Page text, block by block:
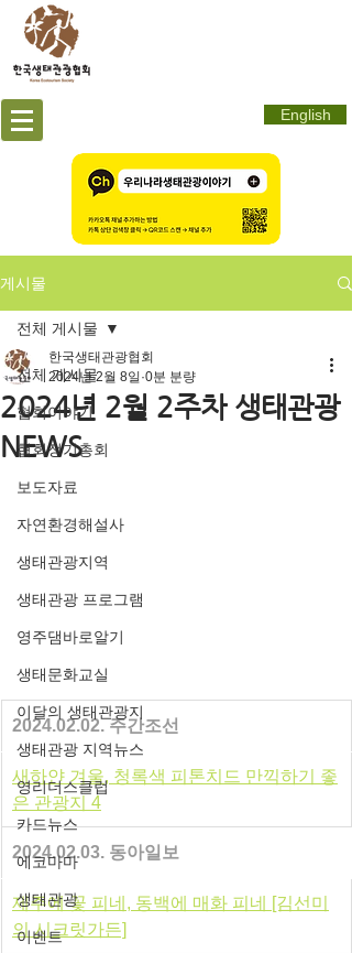
English
게시물
전체 게시물
협회이야기
협회정기총회
보도자료
자연환경해설사
생태관광지역
생태관광 프로그램
영주댐바로알기
생태문화교실
이달의 생태관광지
생태관광 지역뉴스
영리더스클럽
카드뉴스
에코마마
생태관광
이벤트
전체 게시물
2024년 2월 2주차 생태관광
NEWS
한국생태관광협회
2024년 2월 8일 0분 분량
﻿2024.02.02. 주간조선
새하얀 겨울, 청록색 피톤치드 만끽하기 좋
은 관광지 4
2024.02.03. 동아일보
제주에 꽃 피네, 동백에 매화 피네 [김선미
의 시크릿가든]